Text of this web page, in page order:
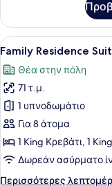
Bedroom
Residence
Suite
Προβολή
όλων
των
φωτογραφιών
για
Family
Residence
Suite
18
Family Residence
Θέα στην πόλη
71 τ.μ.
1 υπνοδωμάτιο
Για 8 άτομα
1 King Κρεβάτι, 1
Δωρεάν ασύρματο
Περισσότερες
Περισσότερες